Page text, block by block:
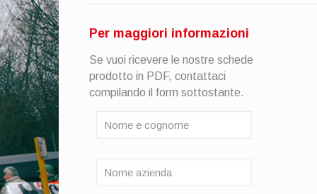
Per maggiori informazioni
Se vuoi ricevere le nostre schede
prodotto in PDF, contattaci
compilando il form sottostante.